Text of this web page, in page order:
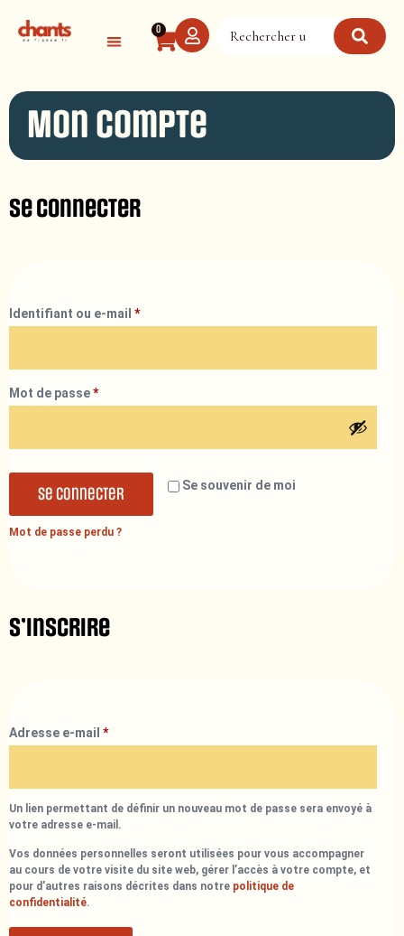
0
Mon compte
Se connecter
Identifiant ou e-mail *
Mot de passe*
Se souvenir de moi
Se connecter
Mot de passe perdu ?
S’inscrire
Adresse e-mail *
Un lien permettant de définir un nouveau mot de passe sera envoyé à
votre adresse e-mail.
Vos données personnelles seront utilisées pour vous accompagner
au cours de votre visite du site web, gérer l’accès à votre compte, et
pour d’autres raisons décrites dans notre politique de
confidentialité.